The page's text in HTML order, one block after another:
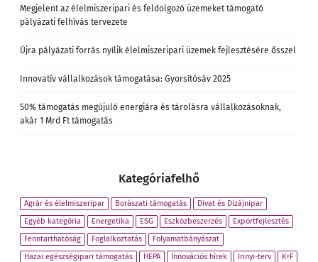
Megjelent az élelmiszeripari és feldolgozó üzemeket támogató
pályázati felhívás tervezete
Újra pályázati forrás nyílik élelmiszeripari üzemek fejlesztésére ősszel
Innovatív vállalkozások támogatása: Gyorsítósáv 2025
50% támogatás megújuló energiára és tárolásra vállalkozásoknak,
akár 1 Mrd Ft támogatás
Kategóriafelhő
Agrár és élelmiszeripar Borászati támogatás
Divat és Dizájnipar
Egyéb kategória
Energetika ESG Eszközbeszerzés
Exportfejlesztés
Fenntarthatóság
Foglalkoztatás
Folyamatbányászat
Hazai egészségipari támogatás
HEPA Innovációs hírek Irinyi-terv
K+F